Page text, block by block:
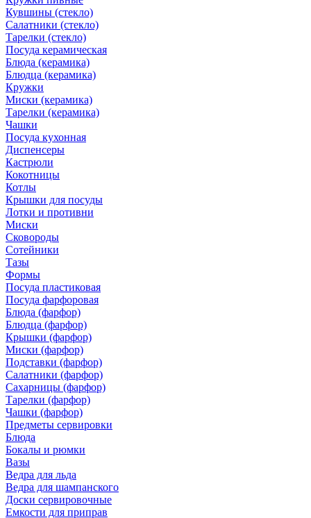
Кувшины (стекло)
Салатники (стекло)
Тарелки (стекло)
Посуда керамическая
Блюда (керамика)
Блюдца (керамика)
Кружки
Миски (керамика)
Тарелки (керамика)
Чашки
Посуда кухонная
Диспенсеры
Кастрюли
Кокотницы
Котлы
Крышки для посуды
Лотки и противни
Миски
Сковороды
Сотейники
Тазы
Формы
Посуда пластиковая
Посуда фарфоровая
Блюда (фарфор)
Блюдца (фарфор)
Крышки (фарфор)
Миски (фарфор)
Подставки (фарфор)
Салатники (фарфор)
Сахарницы (фарфор)
Тарелки (фарфор)
Чашки (фарфор)
Предметы сервировки
Блюда
Бокалы и рюмки
Вазы
Ведра для льда
Ведра для шампанского
Доски сервировочные
Емкости для приправ